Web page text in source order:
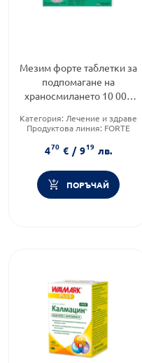
Мезим форте таблетки за
подпомагане на
храносмилането 10 000
Категория: Лечение и здраве
Продуктова линия: FORTE
470 € / 919 лв.
ПОРЪЧАЙ